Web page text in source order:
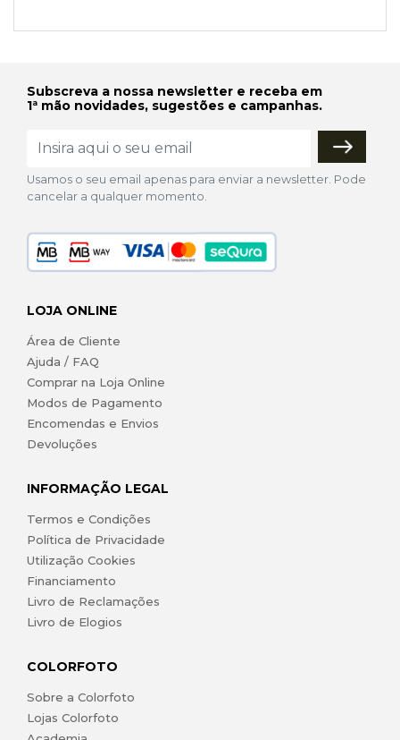
Subscreva a nossa newsletter e receba em
1ª mão novidades, sugestões e campanhas.
Usamos o seu email apenas para enviar a newsletter. Pode
cancelar a qualquer momento.
LOJA ONLINE
Área de Cliente
Ajuda / FAQ
Comprar na Loja Online
Modos de Pagamento
Encomendas e Envios
Devoluções
INFORMAÇÃO LEGAL
Termos e Condições
Política de Privacidade
Utilização Cookies
Financiamento
Livro de Reclamações
Livro de Elogios
COLORFOTO
Sobre a Colorfoto
Lojas Colorfoto